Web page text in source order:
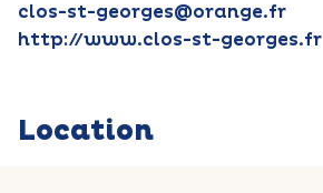
clos-st-georges@orange.fr
http://www.clos-st-georges.fr
Location